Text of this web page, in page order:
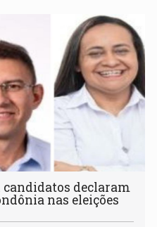
candidatos declaram
nas eleições